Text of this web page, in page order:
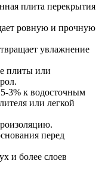
плита перекрытия
ровную и прочную
увлажнение
плиты или
3% к водосточным
или легкой
перед
и более слоев